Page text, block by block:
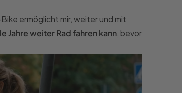
ermöglicht mir, weiter und mit
Jahre weiter Rad fahren kann , bevor